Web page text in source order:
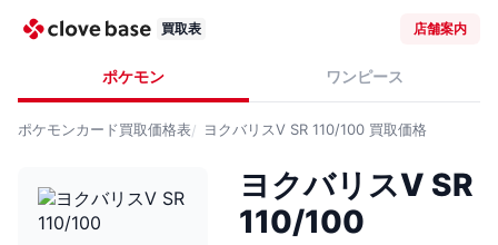
買取表 店舗案内
ポケモン ワンピース
ポケモンカード買取価格表 ヨクバリスV SR 110/100 買取価格
ヨクバリスV SR
110/100